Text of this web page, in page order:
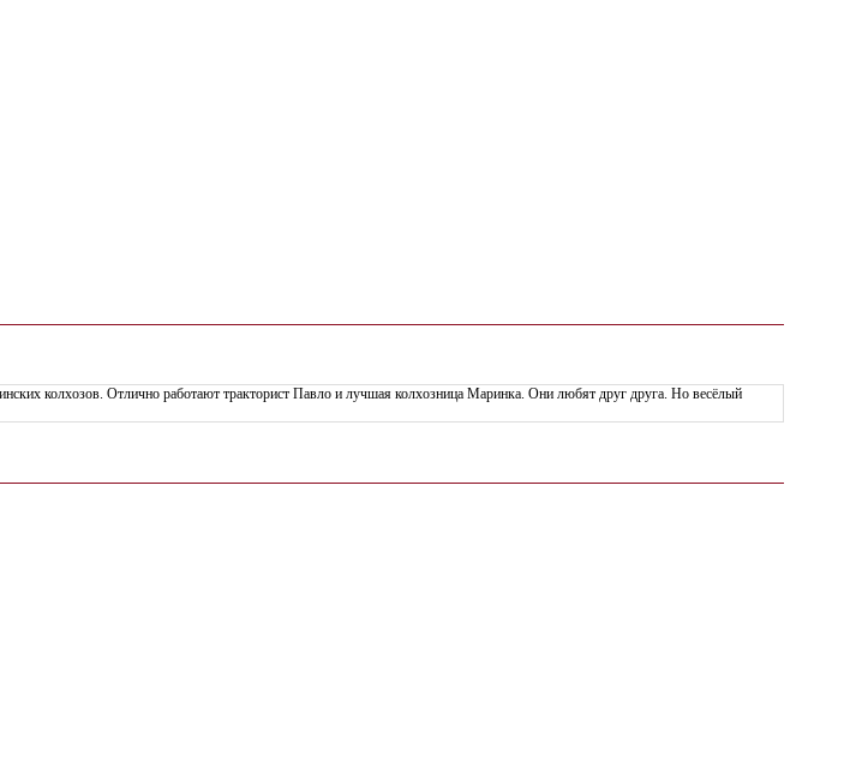
колхозов. Отлично работают тракторист Павло и лучшая колхозница Маринка. Они любят друг друга. Но весёлый